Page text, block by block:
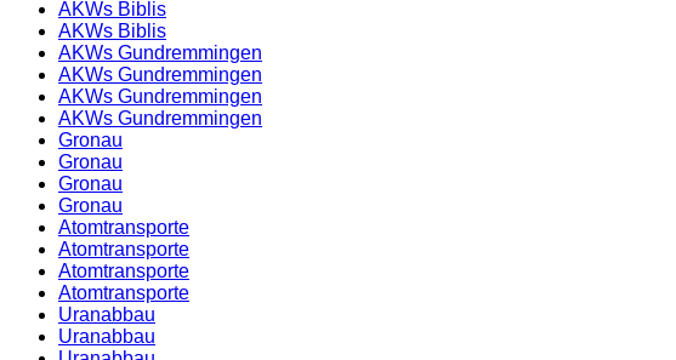
AKWs Biblis
AKWs Biblis
AKWs Gundremmingen
AKWs Gundremmingen
AKWs Gundremmingen
AKWs Gundremmingen
Gronau
Gronau
Gronau
Gronau
Atomtransporte
Atomtransporte
Atomtransporte
Atomtransporte
Uranabbau
Uranabbau